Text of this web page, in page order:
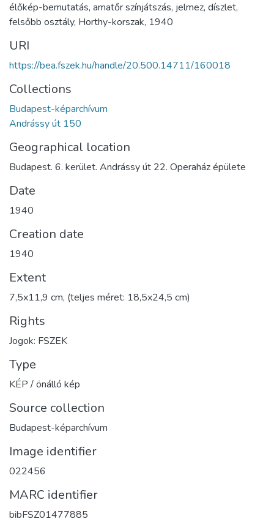
élőkép-bemutatás, amatőr színjátszás, jelmez, díszlet,
felsőbb osztály, Horthy-korszak, 1940
URI
https://bea.fszek.hu/handle/20.500.14711/160018
Collections
Budapest-képarchívum
Andrássy út 150
Geographical location
Budapest. 6. kerület. Andrássy út 22. Operaház épülete
Date
1940
Creation date
1940
Extent
7,5x11,9 cm, (teljes méret: 18,5x24,5 cm)
Rights
Jogok: FSZEK
Type
KÉP / önálló kép
Source collection
Budapest-képarchívum
Image identifier
022456
MARC identifier
bibFSZ01477885